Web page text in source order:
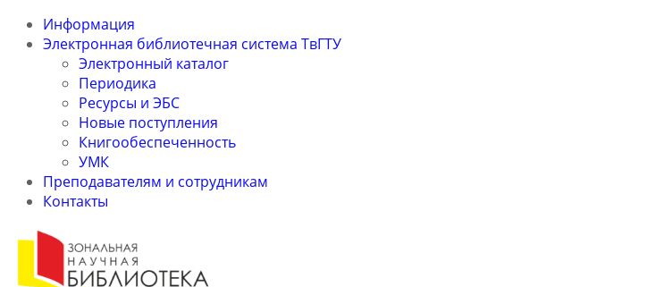
Информация
Электронная библиотечная система ТвГТУ
Электронный каталог
Периодика
Ресурсы и ЭБС
Новые поступления
Книгообеспеченность
УМК
Преподавателям и сотрудникам
Контакты